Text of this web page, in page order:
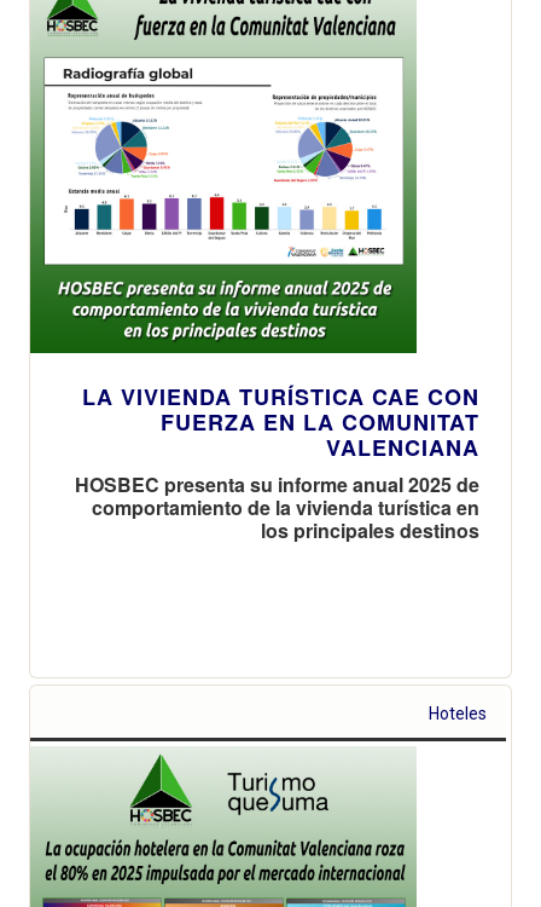
LA VIVIENDA TURÍSTICA CAE CON
FUERZA EN LA COMUNITAT
VALENCIANA
HOSBEC presenta su informe anual 2025 de
comportamiento de la vivienda turística en
los principales destinos
Hoteles